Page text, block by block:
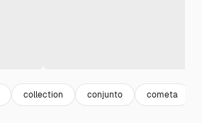
collection conjunto cometa